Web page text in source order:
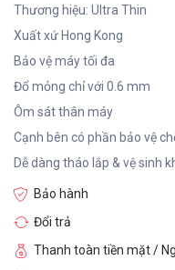
Thương hiệu: Ultra Thin
Xuất xứ Hong Kong
Bảo vệ máy tối đa
Đổ mỏng chỉ với 0.6 mm
Ôm sát thân máy
Cạnh bên có phần bảo vệ
Dễ dàng tháo lắp & vệ sinh
Bảo hành
Đổi trả
Thanh toàn tiền mặt /